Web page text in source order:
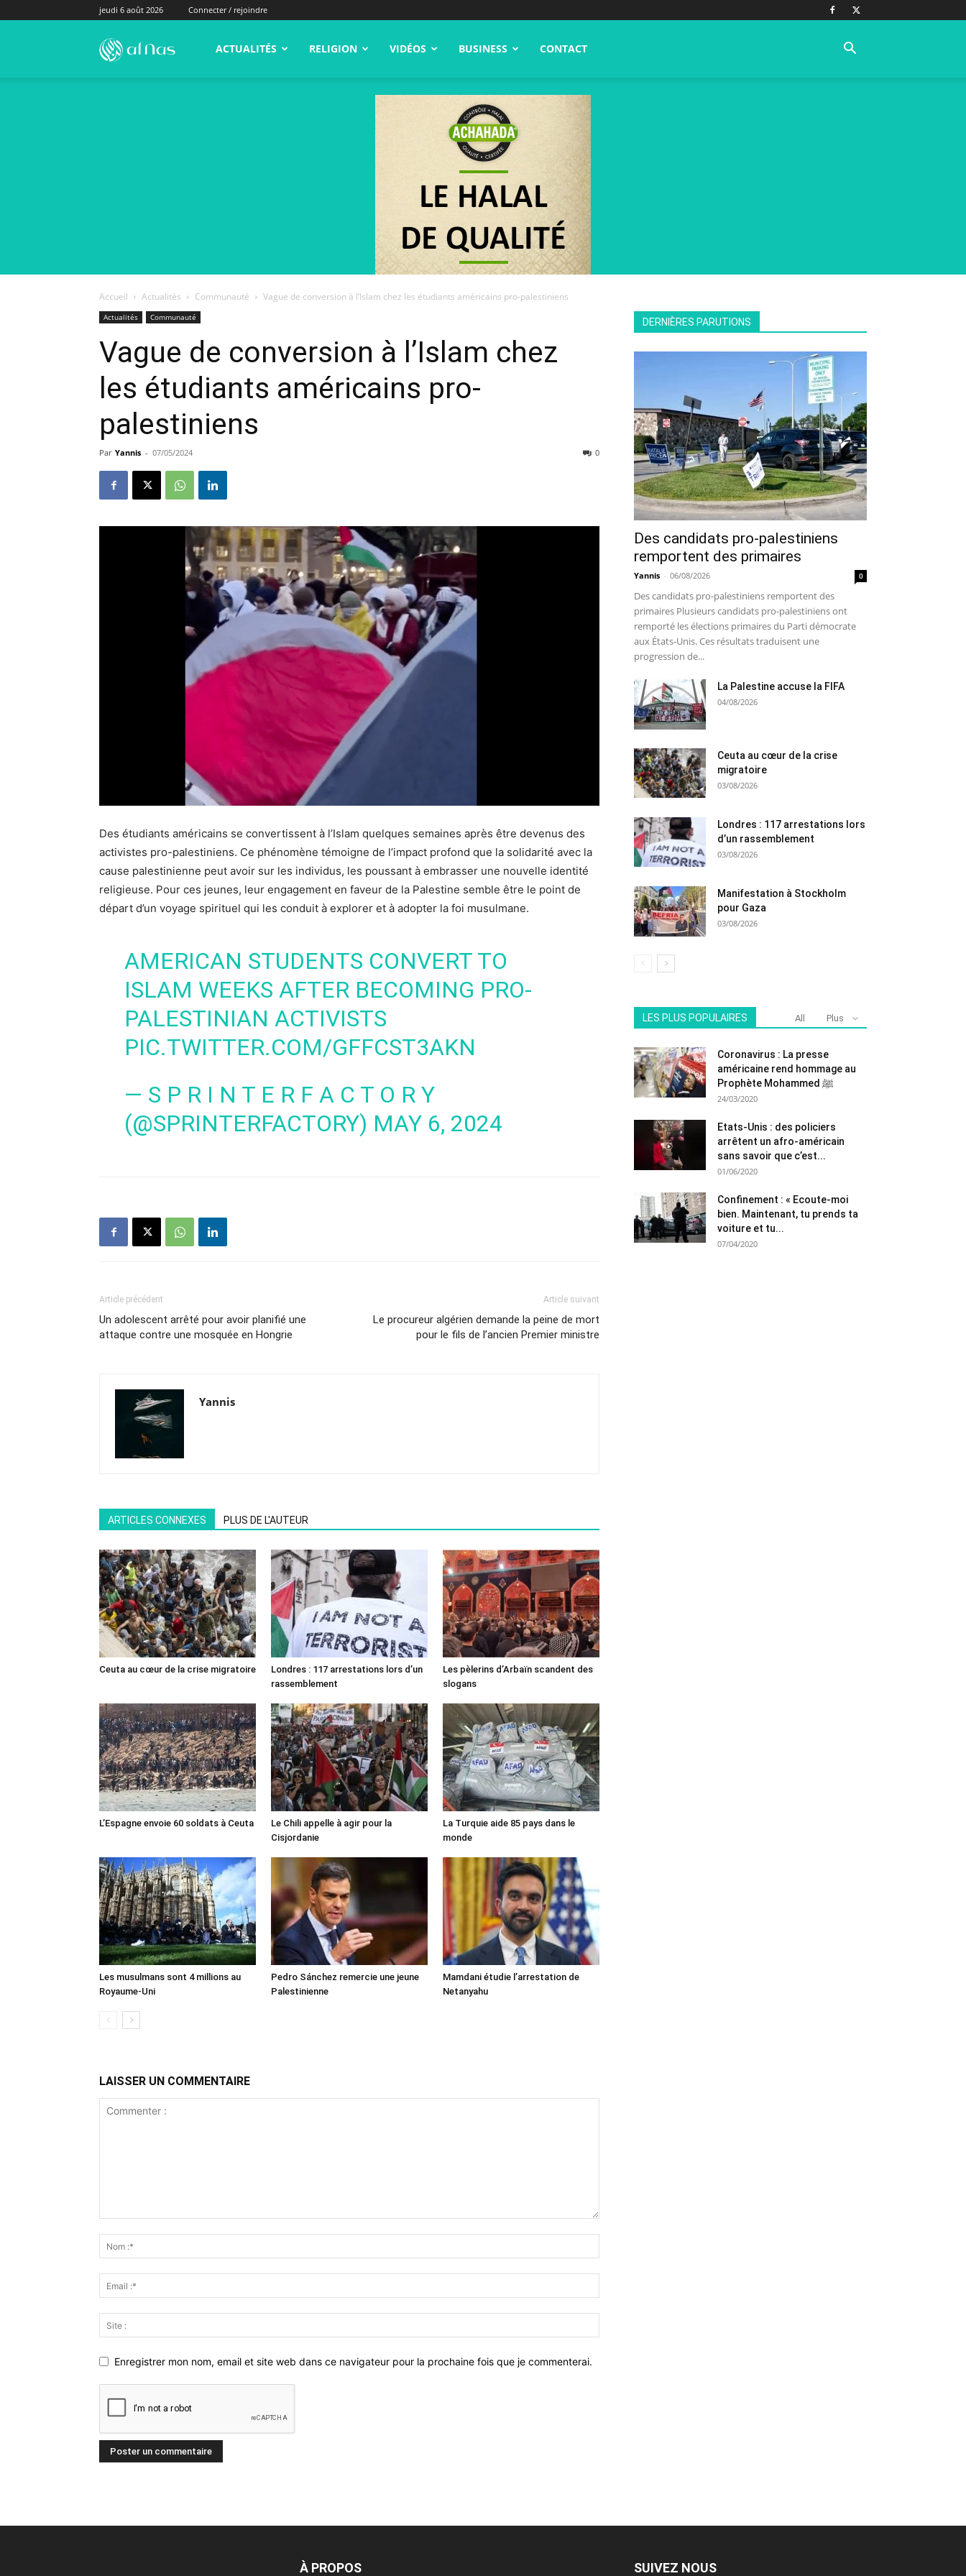
jeudi 6 août 2026 Connecter / rejoindre
alNas.fr ACTUALITÉS RELIGION VIDÉOS BUSINESS CONTACT
Accueil Actualités Communauté Vague de conversion à l’Islam chez les étudiants américains pro-palestiniens
Actualités Communauté
Vague de conversion à l’Islam chez
les étudiants américains pro-
palestiniens
Par Yannis - 07/05/2024 0
Des étudiants américains se convertissent à l’Islam quelques semaines après être devenus des
activistes pro-palestiniens. Ce phénomène témoigne de l’impact profond que la solidarité avec la
cause palestinienne peut avoir sur les individus, les poussant à embrasser une nouvelle identité
religieuse. Pour ces jeunes, leur engagement en faveur de la Palestine semble être le point de
départ d’un voyage spirituel qui les conduit à explorer et à adopter la foi musulmane.
AMERICAN STUDENTS CONVERT TO
ISLAM WEEKS AFTER BECOMING PRO-
PALESTINIAN ACTIVISTS
PIC.TWITTER.COM/GFFCST3AKN
— S P R I N T E R F A C T O R Y
(@SPRINTERFACTORY) MAY 6, 2024
Article précédent
Un adolescent arrêté pour avoir planifié une
attaque contre une mosquée en Hongrie
Article suivant
Le procureur algérien demande la peine de mort
pour le fils de l’ancien Premier ministre
Yannis
ARTICLES CONNEXES PLUS DE L'AUTEUR
Ceuta au cœur de la crise migratoire
Londres : 117 arrestations lors d’un
rassemblement
Les pèlerins d’Arbaïn scandent des
slogans
L’Espagne envoie 60 soldats à Ceuta
Le Chili appelle à agir pour la
Cisjordanie
La Turquie aide 85 pays dans le
monde
Les musulmans sont 4 millions au
Royaume-Uni
Pedro Sánchez remercie une jeune
Palestinienne
Mamdani étudie l’arrestation de
Netanyahu
LAISSER UN COMMENTAIRE
Enregistrer mon nom, email et site web dans ce navigateur pour la prochaine fois que je commenterai.
DERNIÈRES PARUTIONS
Des candidats pro-palestiniens
remportent des primaires
Yannis - 06/08/2026 0
Des candidats pro-palestiniens remportent des
primaires Plusieurs candidats pro-palestiniens ont
remporté les élections primaires du Parti démocrate
aux États-Unis. Ces résultats traduisent une
progression de...
La Palestine accuse la FIFA
04/08/2026
Ceuta au cœur de la crise
migratoire
03/08/2026
Londres : 117 arrestations lors
d’un rassemblement
03/08/2026
Manifestation à Stockholm
pour Gaza
03/08/2026
LES PLUS POPULAIRES All Plus
Coronavirus : La presse
américaine rend hommage au
Prophète Mohammed ﷺ
24/03/2020
Etats-Unis : des policiers
arrêtent un afro-américain
sans savoir que c’est...
01/06/2020
Confinement : « Ecoute-moi
bien. Maintenant, tu prends ta
voiture et tu...
07/04/2020
À PROPOS SUIVEZ NOUS